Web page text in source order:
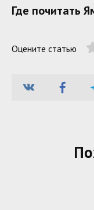
Где почитать
Оцените статью